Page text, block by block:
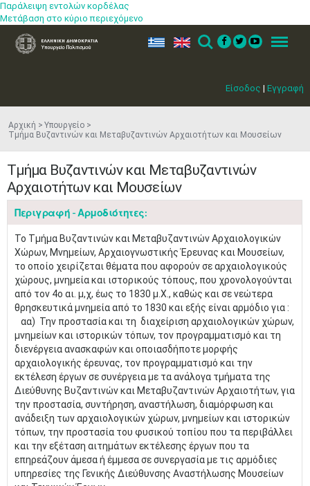
Παράλειψη εντολών κορδέλας
Μετάβαση στο κύριο περιεχόμενο
Είσοδος | Εγγραφή
ελ en Search Menu
Αρχική
Υπουργείο
Τμήμα Βυζαντινών και Μεταβυζαντινών Αρχαιοτήτων και Μουσείων
Τμήμα Βυζαντινών και Μεταβυζαντινών
Αρχαιοτήτων και Μουσείων
Περιγραφή - Αρμοδιότητες:
Το Τμήμα Βυζαντινών και Μεταβυζαντινών Αρχαιολογικών
Χώρων, Μνημείων, Αρχαιογνωστικής Έρευνας και Μουσείων,
το οποίο χειρίζεται θέματα που αφορούν σε αρχαιολογικούς
χώρους, μνημεία και ιστορικούς τόπους, που χρονολογούνται
από τον 4ο αι. μ,χ, έως το 1830 μ.Χ., καθώς και σε νεώτερα
θρησκευτικά μνημεία από το 1830 και εξής είναι αρμόδιο για :
αα) Την προστασία και τη διαχείριση αρχαιολογικών χώρων,
μνημείων και ιστορικών τόπων, τον προγραμματισμό και τη
διενέργεια ανασκαφών και οποιασδήποτε μορφής
αρχαιολογικής έρευνας, τον προγραμματισμό και την
εκτέλεση έργων σε συνέργεια με τα ανάλογα τμήματα της
Διεύθυνης Βυζαντινών και Μεταβυζαντινών Αρχαιοτήτων, για
την προστασία, συντήρηση, αναστήλωση, διαμόρφωση και
ανάδειξη των αρχαιολογικών χώρων, μνημείων και ιστορικών
τόπων, την προστασία του φυσικού τοπίου που τα περιβάλλει
και την εξέταση αιτημάτων εκτέλεσης έργων που τα
επηρεάζουν άμεσα ή έμμεσα σε συνεργασία με τις αρμόδιες
υπηρεσίες της Γενικής Διεύθυνσης Αναστήλωσης Μουσείων